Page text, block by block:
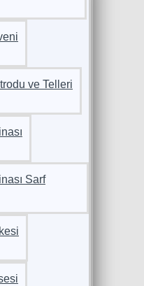
ve Telleri
Sarf